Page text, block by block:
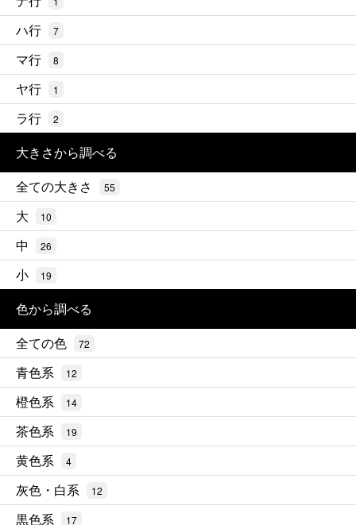
ハ行 7
マ行 8
ヤ行 1
ラ行 2
大きさから調べる
全ての大きさ
55
大 10
中 26
小 19
色から調べる
全ての色
72
青色系 12
橙色系 14
茶色系 19
黄色系 4
灰色・白系 12
黒色系 17